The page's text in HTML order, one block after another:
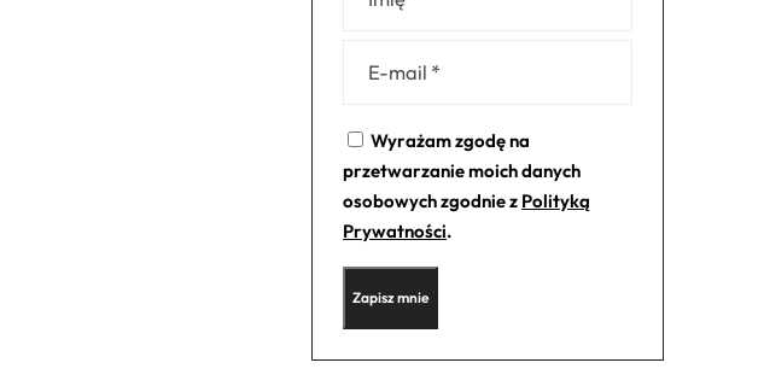
Wyrażam zgodę na
przetwarzanie moich danych
osobowych zgodnie z Polityką
Prywatności.